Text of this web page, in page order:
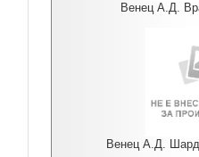
Венец А.Д.
Венец А.Д.